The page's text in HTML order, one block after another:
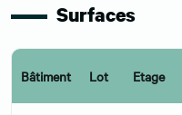
Surfaces
Bâtiment Lot Etage